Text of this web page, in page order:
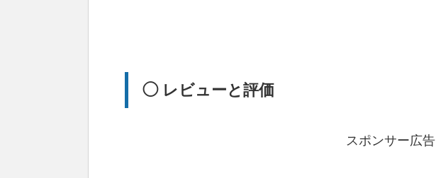
◯ レビューと評価
スポンサー広告